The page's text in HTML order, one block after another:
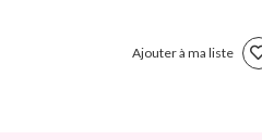
Ajouter à ma liste